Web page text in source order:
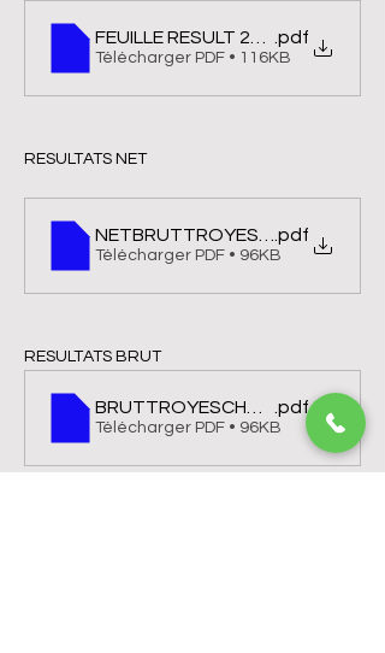
FEUILLE RESULT 2024.pdf
Télécharger PDF • 116KB
RESULTATS NET
NETBRUTTROYESCHAMPAGNE
.pdf
Télécharger PDF • 96KB
RESULTATS BRUT
BRUTTROYESCHAMPAGNE
.pdf
Télécharger PDF • 96KB